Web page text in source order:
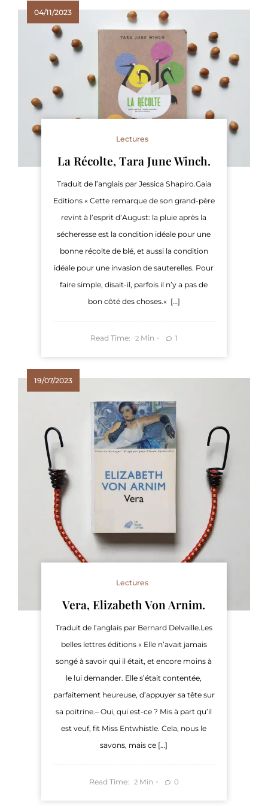
04/11/2023
Lectures
La Récolte, Tara June Winch.
Traduit de l’anglais par Jessica Shapiro.Gaia
Editions « Cette remarque de son grand-père
revint à l’esprit d’August: la pluie après la
sécheresse est la condition idéale pour une
bonne récolte de blé, et aussi la condition
idéale pour une invasion de sauterelles. Pour
faire simple, disait-il, parfois il n’y a pas de
bon côté des choses.« […]
Read Time: 2 Min 1
19/07/2023
Lectures
Vera, Elizabeth Von Arnim.
Traduit de l’anglais par Bernard Delvaille.Les
belles lettres éditions « Elle n’avait jamais
songé à savoir qui il était, et encore moins à
le lui demander. Elle s’était contentée,
parfaitement heureuse, d’appuyer sa tête sur
sa poitrine.– Oui, qui est-ce ? Mis à part qu’il
est veuf, fit Miss Entwhistle. Cela, nous le
savons, mais ce […]
Read Time: 2 Min 0